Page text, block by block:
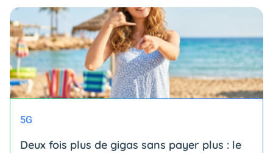
5G
Deux fois plus de gigas sans payer plus : le